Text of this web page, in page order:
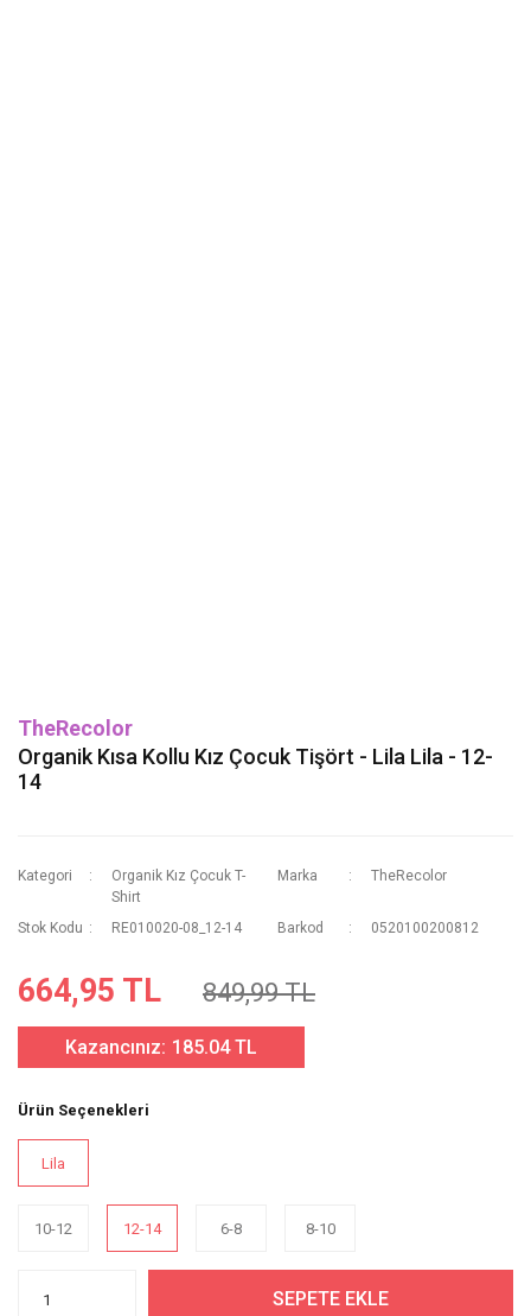
TheRecolor
Organik Kısa Kollu Kız Çocuk Tişört - Lila Lila - 12-
14
Kategori
Organik Kız Çocuk T-
Shirt
Marka TheRecolor
Stok Kodu RE010020-08_12-14 Barkod 0520100200812
664,95 TL 849,99 TL
Kazancınız: 185.04 TL
Ürün Seçenekleri
Lila
10-12 12-14 6-8 8-10
SEPETE EKLE